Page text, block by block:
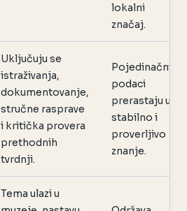
lokalni
značaj.
Uključuju se
istraživanja,
dokumentovanje,
stručne rasprave
i kritička provera
prethodnih
tvrdnji.
Pojedinačni
podaci
prerastaju u
stabilno i
proverljivo
znanje.
Tema ulazi u